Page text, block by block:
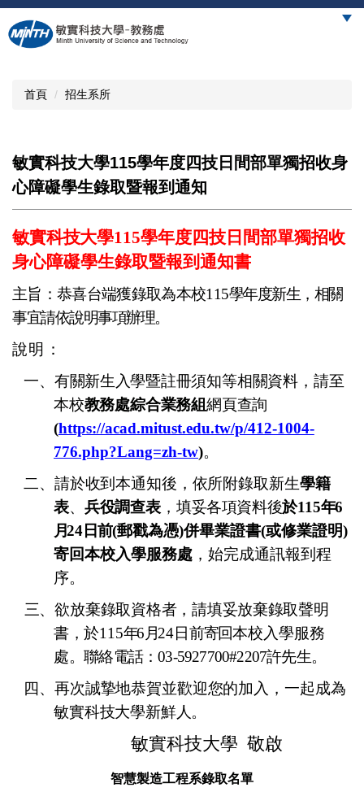
跳
到
主
首頁 招生系所
敏實科技大學115學年度四技日間部單獨招收身
心障礙學生錄取暨報到通知
敏實科技大學115學年度四技日間部單獨招收
身心障礙學生錄取暨報到通知書
主旨：恭喜台端獲錄取為本校115學年度新生，相關
事宜請依說明事項辦理。
說明：
一、有關新生入學暨註冊須知等相關資料，請至
本校教務處綜合業務組網頁查詢
(https://acad.mitust.edu.tw/p/412-1004-
776.php?Lang=zh-tw)。
二、請於收到本通知後，依所附錄取新生學籍
表、 兵役調查表 ， 填妥各項資料後於115年6
月24 日前(郵戳為憑)併畢業證書(或修業證明)
寄回本校入學服務處 ，始完成通訊報到程
序。
三、欲放棄錄取資格者，請填妥放棄錄取聲明
書，於115年6 月24日前寄回本校入學服務
處。聯絡電話：03-5927700#2207許先生。
四、再次誠摯地恭賀並歡迎您的加入，一起成為
敏實科技大學新鮮人。
敏實科技大學敬啟
智慧製造工程系錄取名單